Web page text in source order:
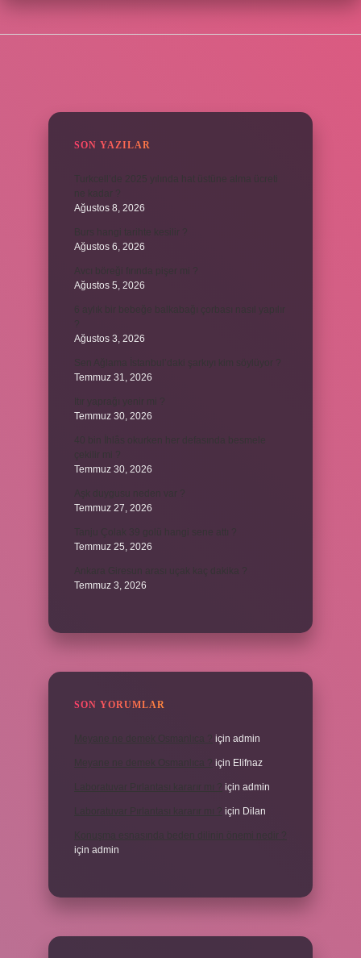
SON YAZILAR
Turkcell’de 2025 yılında hat üstüne alma ücreti
ne kadar ?
Ağustos 8, 2026
Burs hangi tarihte kesilir ?
Ağustos 6, 2026
Avcı böreği fırında pişer mi ?
Ağustos 5, 2026
6 aylık bir bebeğe balkabağı çorbası nasıl yapılır
Ağustos 3, 2026
Sen Ağlama İstanbul’daki şarkıyı kim söylüyor ?
Temmuz 31, 2026
Itır yaprağı yenir mi ?
Temmuz 30, 2026
40 bin İhlâs okurken her defasında besmele
Temmuz 30, 2026
Temmuz 27, 2026
Temmuz 25, 2026
Temmuz 3, 2026
SON YORUMLAR
için admin
için Elifnaz
için admin
için Dilan
için admin